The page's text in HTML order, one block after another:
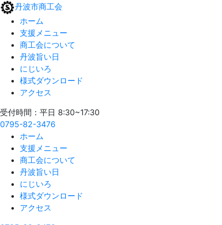
丹波市商工会
ホーム
支援メニュー
商工会について
丹波旨い日
にじいろ
様式ダウンロード
アクセス
受付時間：平日 8:30~17:30
0795-82-3476
ホーム
支援メニュー
商工会について
丹波旨い日
にじいろ
様式ダウンロード
アクセス